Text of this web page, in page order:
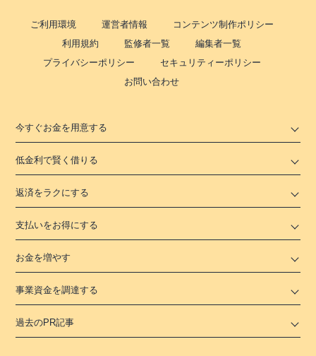
ご利用環境 運営者情報
コンテンツ制作ポリシー
利用規約
監修者一覧
編集者一覧
プライバシーポリシー
セキュリティーポリシー
お問い合わせ
今すぐお金を用意する
低金利で賢く借りる
返済をラクにする
支払いをお得にする
お金を増やす
事業資金を調達する
過去のPR記事